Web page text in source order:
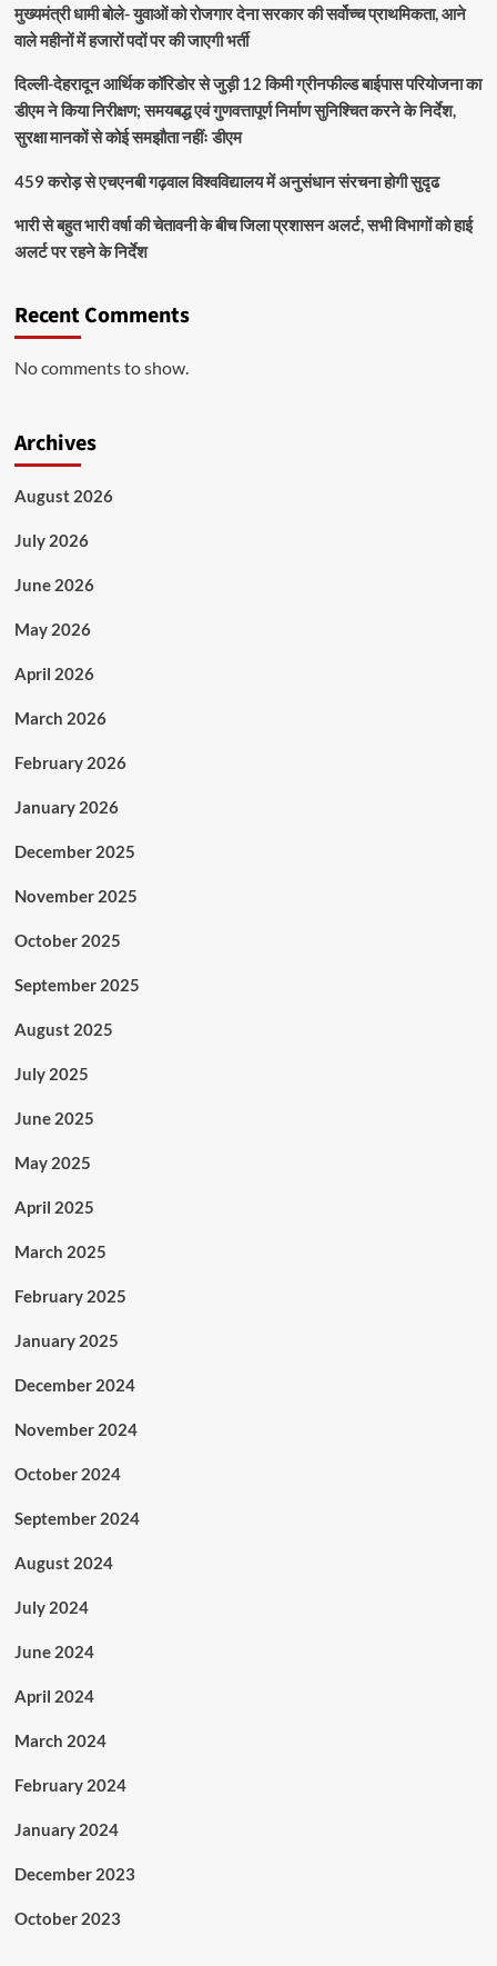
मुख्यमंत्री धामी बोले- युवाओं को रोजगार देना सरकार की सर्वोच्च प्राथमिकता, आने
वाले महीनों में हजारों पदों पर की जाएगी भर्ती
दिल्ली-देहरादून आर्थिक कॉरिडोर से जुड़ी 12 किमी ग्रीनफील्ड बाईपास परियोजना का
डीएम ने किया निरीक्षण; समयबद्ध एवं गुणवत्तापूर्ण निर्माण सुनिश्चित करने के निर्देश,
सुरक्षा मानकों से कोई समझौता नहींः डीएम
459 करोड़ से एचएनबी गढ़वाल विश्वविद्यालय में अनुसंधान संरचना होगी सुदृढ
भारी से बहुत भारी वर्षा की चेतावनी के बीच जिला प्रशासन अलर्ट, सभी विभागों को हाई
अलर्ट पर रहने के निर्देश
Recent Comments
No comments to show.
Archives
August 2026
July 2026
June 2026
May 2026
April 2026
March 2026
February 2026
January 2026
December 2025
November 2025
October 2025
September 2025
August 2025
July 2025
June 2025
May 2025
April 2025
March 2025
February 2025
January 2025
December 2024
November 2024
October 2024
September 2024
August 2024
July 2024
June 2024
April 2024
March 2024
February 2024
January 2024
December 2023
October 2023